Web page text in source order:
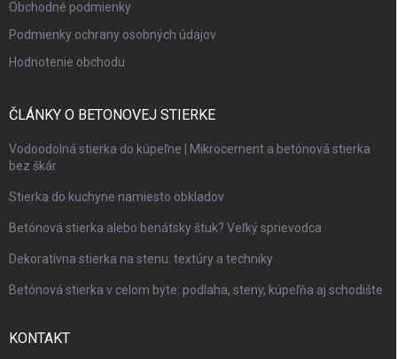
Obchodné podmienky
Podmienky ochrany osobných údajov
Hodnotenie obchodu
ČLÁNKY O BETONOVEJ STIERKE
Vodoodolná stierka do kúpeľne | Mikrocement a betónová stierka
bez škár
Stierka do kuchyne namiesto obkladov
Betónová stierka alebo benátsky štuk? Veľký sprievodca
Dekoratívna stierka na stenu: textúry a techniky
Betónová stierka v celom byte: podlaha, steny, kúpeľňa aj schodište
KONTAKT